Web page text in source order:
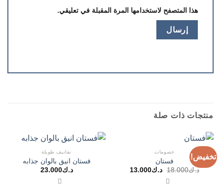
هذا المتصفح لاستخدامها المرة المقبلة في تعليقي.
منتجات ذات صلة
تخفيض!
خصومات
فستان
د.ك18.000 السعر
د.ك13.000السعر
نفانيف طويلة
فستان انيق بالوان جذابه
د.ك23.000